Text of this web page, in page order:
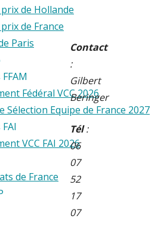
de Hollande
de France
Paris
Fédéral VCC 2026
Sélection Equipe de France 2027
VCC FAI 2026
de France
Contact
:
Gilbert
Beringer
Tél:
06
07
52
17
07